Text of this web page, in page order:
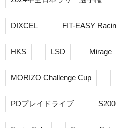
DIXCEL FIT-EASY
HKS LSD Mirage
MORIZO Challenge Cup
PDプレイドライブ